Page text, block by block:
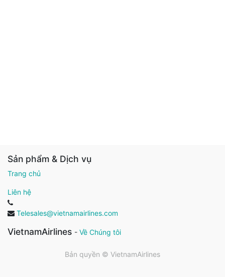
Sản phẩm & Dịch vụ
Trang chủ
Liên hệ
Telesales@vietnamairlines.com
VietnamAirlines - Về Chúng tôi
Bản quyền © VietnamAirlines